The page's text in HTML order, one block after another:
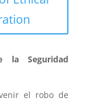
la Seguridad
el robo de